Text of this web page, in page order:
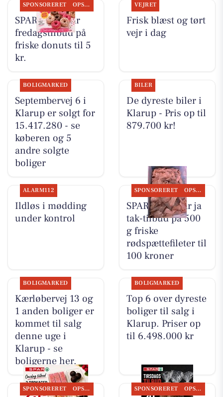
SPONSORERET OPSLAGSTAVLEN
SPAR Visse har
fredagstilbud på
friske donuts til 5
kr.
VEJRET
Frisk blæst og tørt
vejr i dag
BOLIGMARKED
Septembervej 6 i
Klarup er solgt for
15.417.280 - se
køberen og 5
andre solgte
boliger
BILER
De dyreste biler i
Klarup - Pris op til
879.700 kr!
ALARM112
Ildløs i mødding
under kontrol
SPONSORERET OPSLAGSTAVLEN
SPAR Visse har ja
tak-tilbud på 500
g friske
rødspættefileter til
100 kroner
BOLIGMARKED
Kærløbervej 13 og
1 anden boliger er
kommet til salg
denne uge i
Klarup - se
boligerne her.
BOLIGMARKED
Top 6 over dyreste
boliger til salg i
Klarup. Priser op
til 6.498.000 kr
SPONSORERET OPSLAGSTAVLEN SPONSORERET OPSLAGSTAVLEN